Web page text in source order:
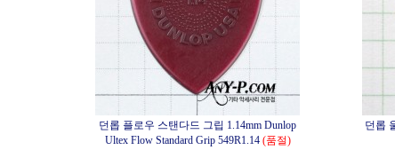
던롭 플로우 스탠다드 그립 1.14mm Dunlop
Ultex Flow Standard Grip 549R1.14 (품절)
던롭